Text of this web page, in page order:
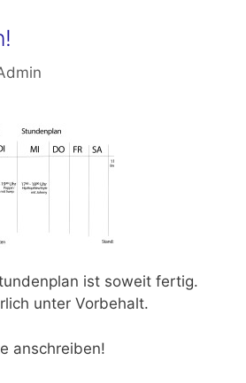
ist soweit fertig.
unter Vorbehalt.
anschreiben!